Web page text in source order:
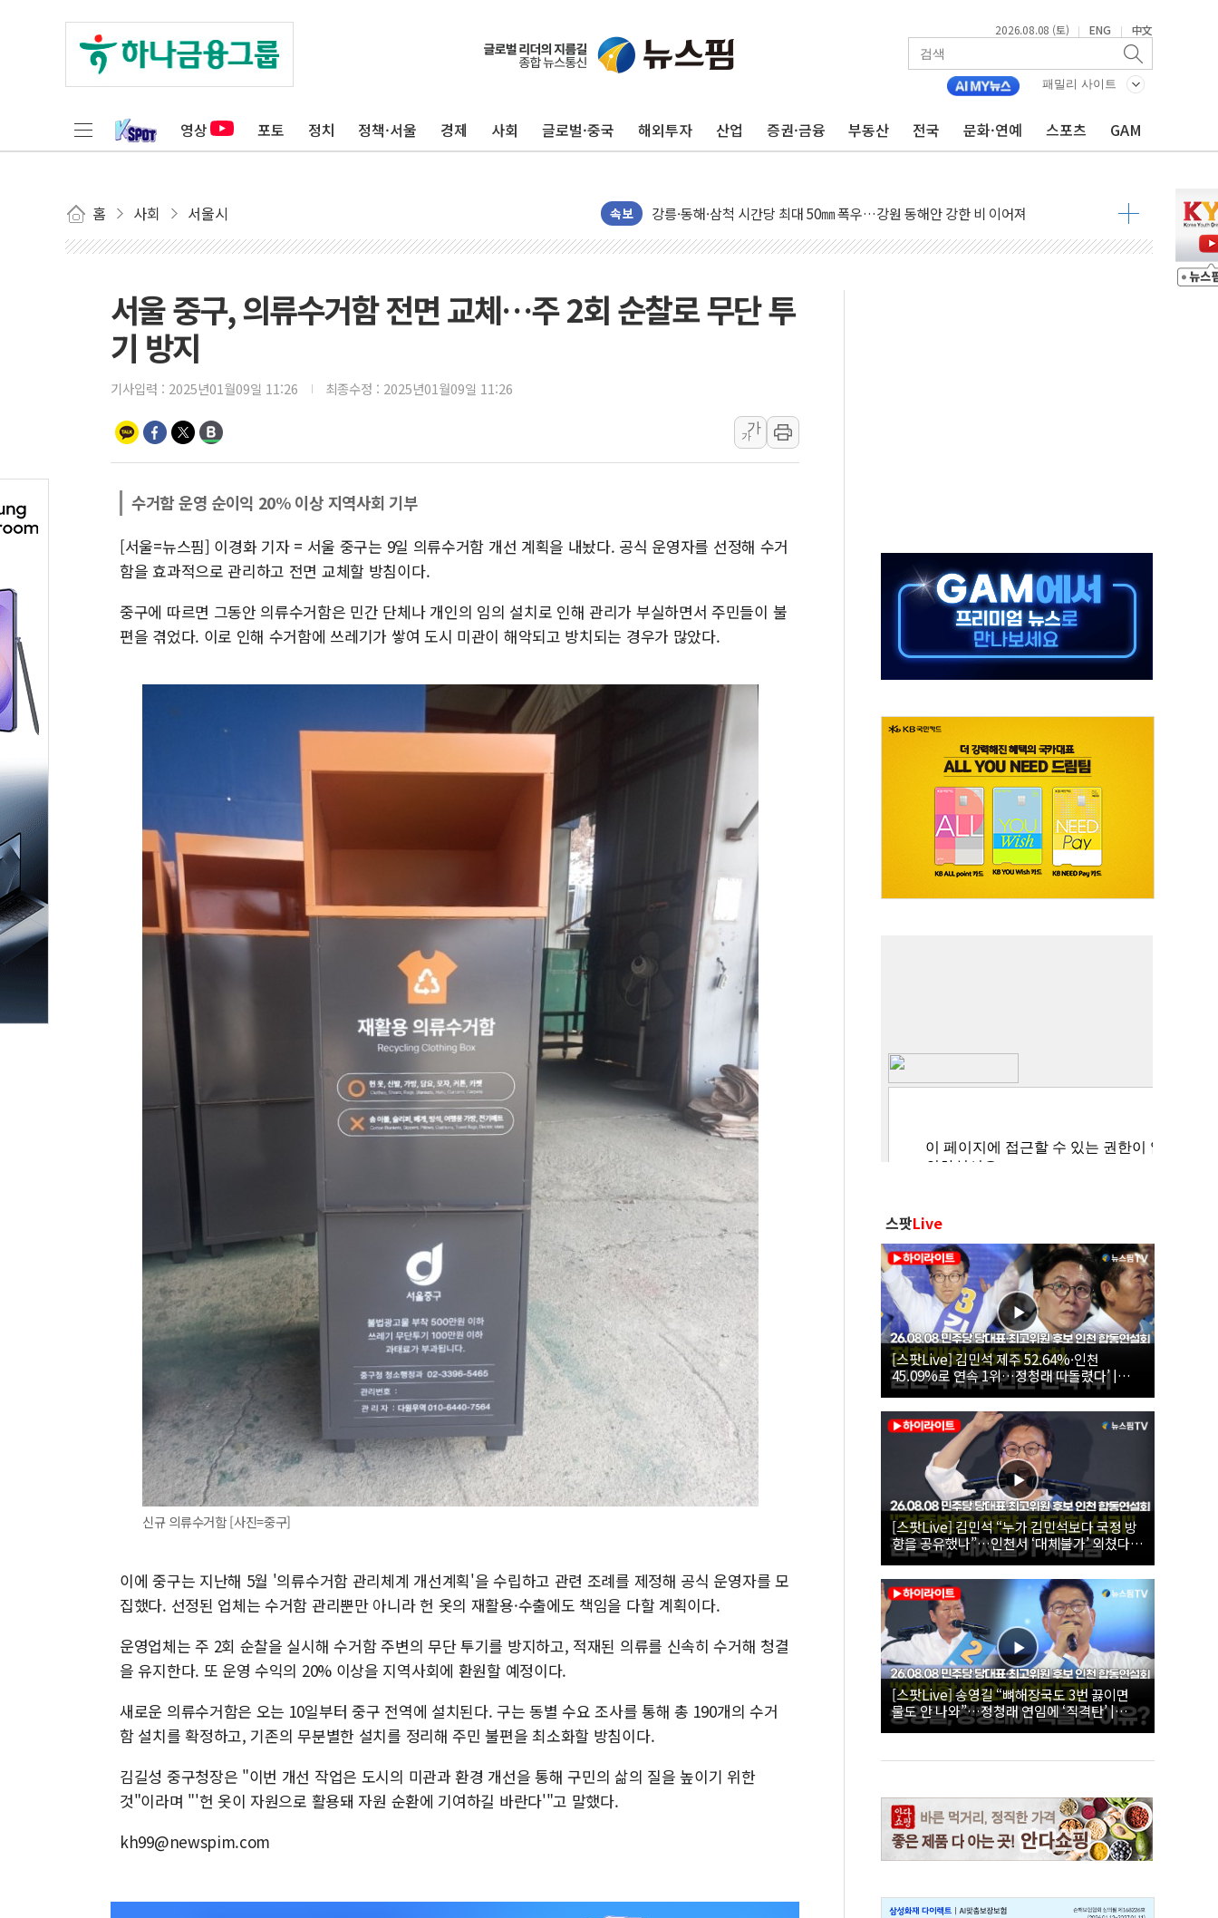
2026.08.08 (토) | ENG | 中文
패밀리 사이트
영상 포토 정치 정책·서울 경제 사회 글로벌·중국 해외투자 산업 증권·금융 부동산 전국 문화·연예 스포츠 GAM
홈 사회 서울시 속보
[속보] 민주, 제주·인천 경선 결과 발표...김민석 47.75% 정청래 42.08%
[속보] 민주, 인천 경선 결과 발표...김민석 45.09% 정청래 43.27% 송영길 11.63%
이번주 국내 주요 금융일정(8.10~8.14)
美, 이란전 출구전략 만지작…공습 한계·탄약 부족 현실화
폐기물 수거하다 참변…60대 환경미화원 수거차에 치여 사망
서울 중랑구 주택가서 흉기 난동…60대 남성 2명 숨져
여수 오동도 인근 해상서 모터보트 전복…1명 사망·1명 실종
추미애, '위안부' 피해자 기림의 날 참석..."국제적 시민 연대로 목소리 내야"
李대통령, ISA 개편 재검토 지시…與 "적극 환영"·野 "졸속 국정"
동해중부 전 해상 풍랑주의보…10일까지 최대 3.5m 높은 물결
인제 용대리 계곡서 수위 상승으로 피서객 7명 고립…전원 구조
동해시, 11~14일 '별똥별 멍' 운영…페르세우스 유성우 관측
서울 중구, 의류수거함 전면 교체…주 2회 순찰로 무단 투
기 방지
기사입력 : 2025년01월09일 11:26 최종수정 : 2025년01월09일 11:26
가
가
수거함 운영 순이익 20% 이상 지역사회 기부
[서울=뉴스핌] 이경화 기자 = 서울 중구는 9일 의류수거함 개선 계획을 내놨다. 공식 운영자를 선정해 수거
함을 효과적으로 관리하고 전면 교체할 방침이다.
중구에 따르면 그동안 의류수거함은 민간 단체나 개인의 임의 설치로 인해 관리가 부실하면서 주민들이 불
편을 겪었다. 이로 인해 수거함에 쓰레기가 쌓여 도시 미관이 해악되고 방치되는 경우가 많았다.
신규 의류수거함 [사진=중구]
이에 중구는 지난해 5월 '의류수거함 관리체계 개선계획'을 수립하고 관련 조례를 제정해 공식 운영자를 모
집했다. 선정된 업체는 수거함 관리뿐만 아니라 헌 옷의 재활용·수출에도 책임을 다할 계획이다.
운영업체는 주 2회 순찰을 실시해 수거함 주변의 무단 투기를 방지하고, 적재된 의류를 신속히 수거해 청결
을 유지한다. 또 운영 수익의 20% 이상을 지역사회에 환원할 예정이다.
새로운 의류수거함은 오는 10일부터 중구 전역에 설치된다. 구는 동별 수요 조사를 통해 총 190개의 수거
함 설치를 확정하고, 기존의 무분별한 설치를 정리해 주민 불편을 최소화할 방침이다.
김길성 중구청장은 "이번 개선 작업은 도시의 미관과 환경 개선을 통해 구민의 삶의 질을 높이기 위한
것"이라며 "'헌 옷이 자원으로 활용돼 자원 순환에 기여하길 바란다'"고 말했다.
kh99@newspim.com
스팟Live
[스팟Live] 김민석 제주 52.64%·인천
45.09%로 연속 1위…정청래 따돌렸다’ |
26.08.08 더불어민주당 당대표·최고위원 후
보 인천 합동연설회
[스팟Live] 김민석 “누가 김민석보다 국정 방
향을 공유했나”…인천서 ‘대체불가’ 외쳤다 |
26.08.08 더불어민주당 당대표·최고위원 후
보 인천 합동연설회
[스팟Live] 송영길 “뼈해장국도 3번 끓이면
물도 안 나와”…정청래 연임에 ‘직격탄’ |
26.08.08 더불어민주당 당대표·최고위원 후